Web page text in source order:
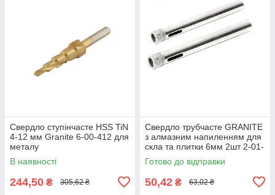
Свердло ступінчасте HSS TiN
4-12 мм Granite 6-00-412 для
металу
В наявності
244,50 ₴ 305,62 ₴
Свердло трубчасте GRANITE
з алмазним напиленням для
скла та плитки 6мм 2шт 2-01-
206 |Сверло трубчатое
GRANITE с алмазным
Готово до відправки
50,42 ₴ 63,02 ₴